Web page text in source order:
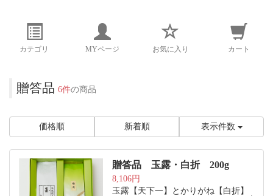
カテゴリ MYページ お気に入り カート
贈答品 6件の商品
価格順 新着順 表示件数
贈答品 玉露・白折 200g
8,106円
玉露【天下一】とかりがね【白折】